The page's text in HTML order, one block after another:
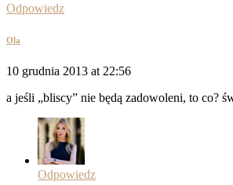
Odpowiedz
Ola
10 grudnia 2013 at 22:56
a jeśli „bliscy” nie będą zadowoleni, to co?
Odpowiedz